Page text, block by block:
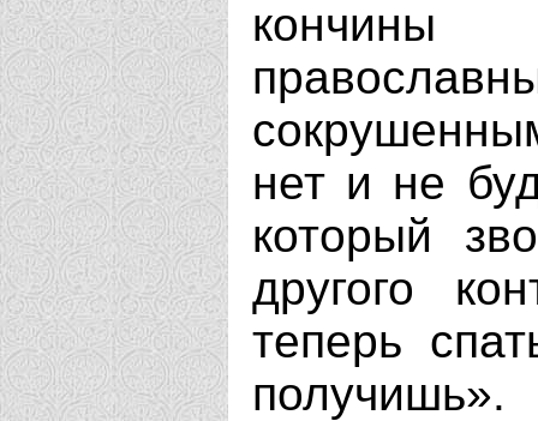
кончины
нет и не
который
другого
теперь
получишь».